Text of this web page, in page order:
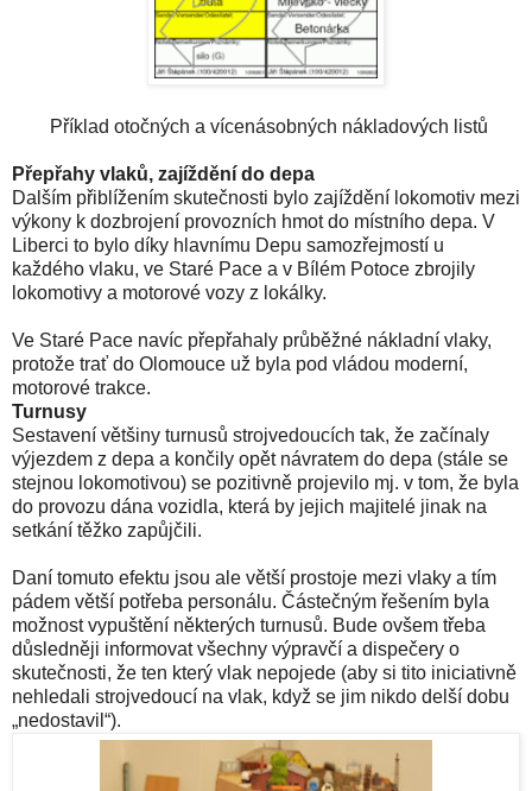
Příklad otočných a vícenásobných nákladových listů
Přepřahy vlaků, zajíždění do depa
Dalším přiblížením skutečnosti bylo zajíždění lokomotiv mezi
výkony k dozbrojení provozních hmot do místního depa. V
Liberci to bylo díky hlavnímu Depu samozřejmostí u
každého vlaku, ve Staré Pace a v Bílém Potoce zbrojily
lokomotivy a motorové vozy z lokálky.
Ve Staré Pace navíc přepřahaly průběžné nákladní vlaky,
protože trať do Olomouce už byla pod vládou moderní,
motorové trakce.
Turnusy
Sestavení většiny turnusů strojvedoucích tak, že začínaly
výjezdem z depa a končily opět návratem do depa (stále se
stejnou lokomotivou) se pozitivně projevilo mj. v tom, že byla
do provozu dána vozidla, která by jejich majitelé jinak na
setkání těžko zapůjčili.
Daní tomuto efektu jsou ale větší prostoje mezi vlaky a tím
pádem větší potřeba personálu. Částečným řešením byla
možnost vypuštění některých turnusů. Bude ovšem třeba
důsledněji informovat všechny výpravčí a dispečery o
skutečnosti, že ten který vlak nepojede (aby si tito iniciativně
nehledali strojvedoucí na vlak, když se jim nikdo delší dobu
„nedostavil“).